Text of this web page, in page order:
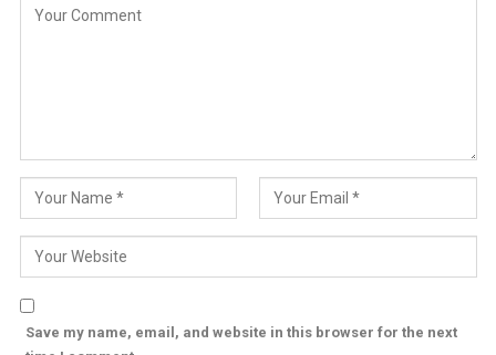
Save my name, email, and website in this browser for the next